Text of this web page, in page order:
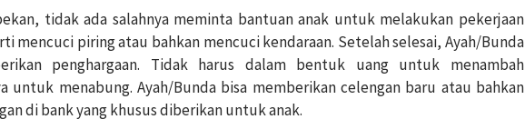
tidak ada salahnya meminta bantuan anak untuk melakukan pekerjaan
mencuci piring atau bahkan mencuci kendaraan. Setelah selesai, Ayah/Bunda
penghargaan. Tidak harus dalam bentuk uang untuk menambah
untuk menabung. Ayah/Bunda bisa memberikan celengan baru atau bahkan
di bank yang khusus diberikan untuk anak.